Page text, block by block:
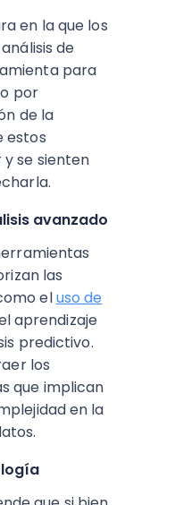
en la que los
de
para
por
de la
estos
se sienten
avanzado
las
eluso de
aprendizaje
predictivo.
los
que implican
en la